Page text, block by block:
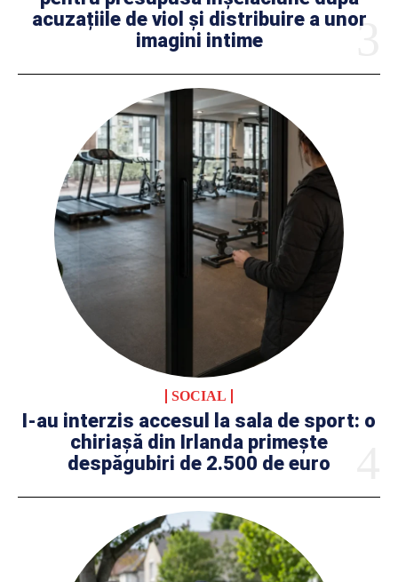
acuzațiile de viol și distribuire a unor
imagini intime
SOCIAL
I-au interzis accesul la sala de sport: o
chiriașă din Irlanda primește
despăgubiri de 2.500 de euro